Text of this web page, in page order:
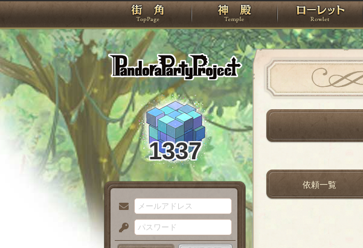
PandoraPartyProject
TOP 神殿
1337
メ
ー
パ
依頼一覧